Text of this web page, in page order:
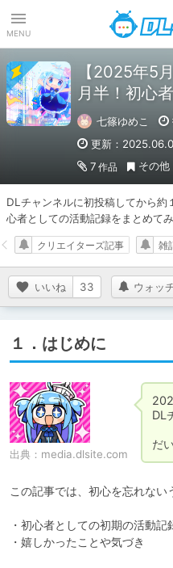
MENU
【2025年5
月半！初心
七篠ゆめこ
更新：
7 作品 その他
DLチャンネルに初投稿してから約
心者としての活動記録をまとめて
いいね 33 ウォッ
クリエイターズ記事 雑
１．はじめに
出典： media.dlsite.com
DL
だ
この記事では、初心を忘れない
・初心者としての初期の活動記
・嬉しかったことや気づき